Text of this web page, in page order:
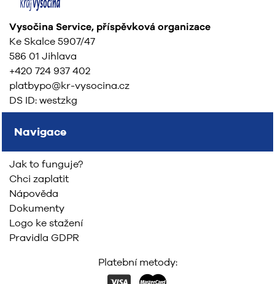
Vysočina Service, příspěvková organizace
Ke Skalce 5907/47
586 01 Jihlava
+420 724 937 402
platbypo@kr-vysocina.cz
DS ID: westzkg
Navigace
Jak to funguje?
Chci zaplatit
Nápověda
Dokumenty
Logo ke stažení
Pravidla GDPR
Platební metody: